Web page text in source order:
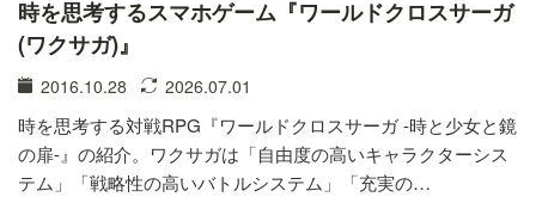
時を思考するスマホゲーム『ワールドクロスサーガ
(ワクサガ)』
2016.10.28 2026.07.01
時を思考する対戦RPG『ワールドクロスサーガ -時と少女と鏡
の扉-』の紹介。ワクサガは「自由度の高いキャラクターシス
テム」「戦略性の高いバトルシステム」「充実の…